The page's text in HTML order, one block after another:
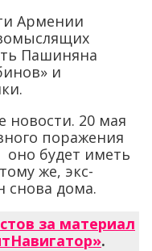
Армении
Пашиняна
и
новости. 20 мая
поражения
оно будет иметь
же, экс-
снова дома.
за материал
.